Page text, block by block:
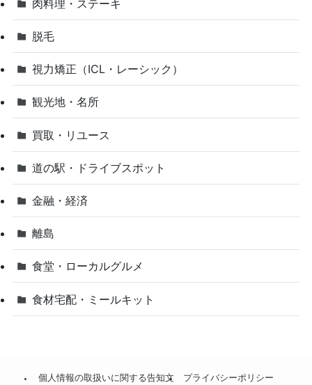
肉料理・ステーキ
脱毛
視力矯正（ICL・レーシック）
観光地・名所
買取・リユース
道の駅・ドライブスポット
金融・経済
離島
食堂・ローカルグルメ
食材宅配・ミールキット
個人情報の取扱いに関する告知文 プライバシーポリシー